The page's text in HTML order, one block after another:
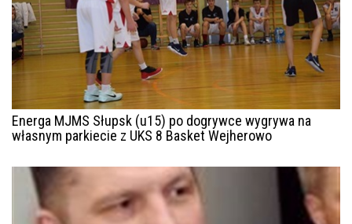
Energa MJMS Słupsk (u15) po dogrywce wygrywa na
własnym parkiecie z UKS 8 Basket Wejherowo